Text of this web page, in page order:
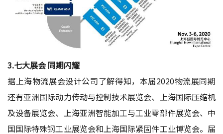
3.七大展会 同期闪耀
据上海物流展会设计公司了解得知，本届2020物流展同期
还有亚洲国际动力传动与控制技术展览会、上海国际压缩机
及设备展览会、上海亚洲智能加工与工业零部件展览会、中
国国际特殊钢工业展览会和上海国际紧固件工业博览会。届